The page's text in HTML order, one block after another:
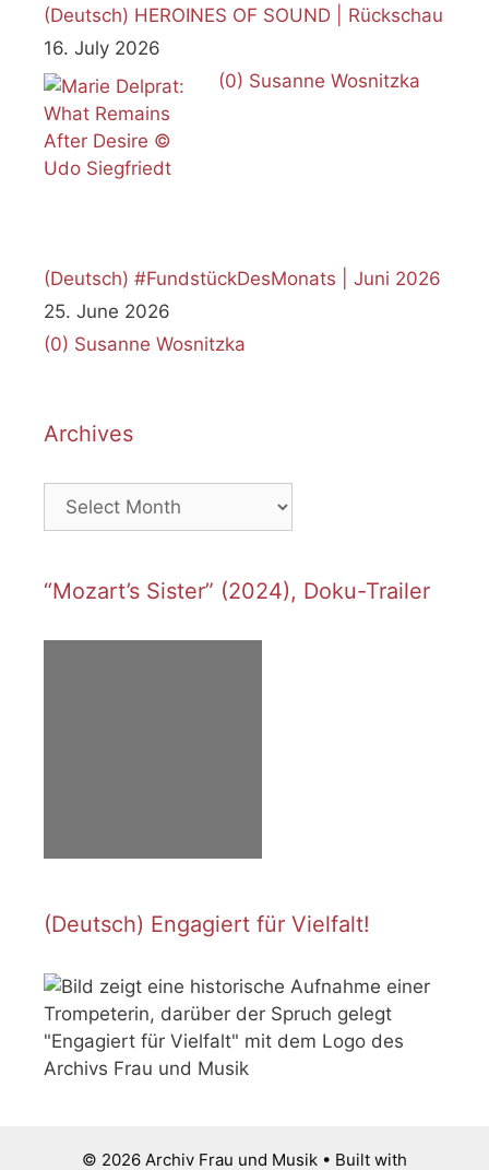
(Deutsch) HEROINES OF SOUND | Rückschau
16. July 2026
(0) Susanne Wosnitzka
(Deutsch) #FundstückDesMonats | Juni 2026
25. June 2026
(0) Susanne Wosnitzka
Archives
Archives
“Mozart’s Sister” (2024), Doku-Trailer
(Deutsch) Engagiert für Vielfalt!
© 2026 Archiv Frau und Musik • Built with